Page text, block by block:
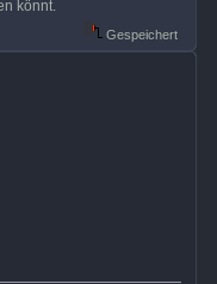
könnt.
Gespeichert